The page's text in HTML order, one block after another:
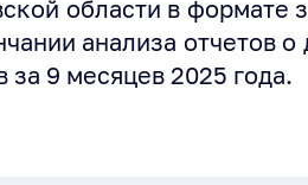
области в формате
анализа отчетов
за 9 месяцев 2025 года.